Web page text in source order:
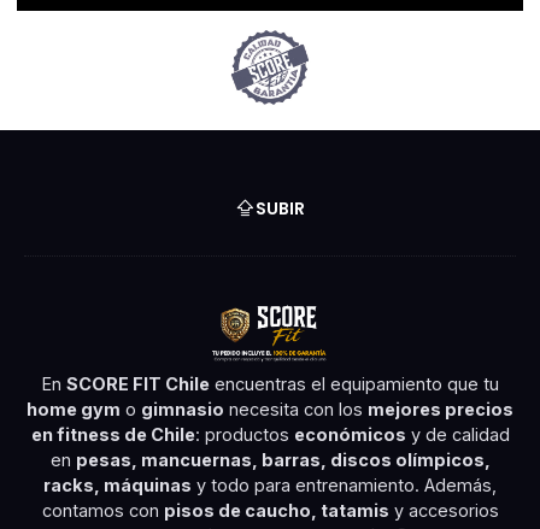
SUBIR
En SCORE FIT Chileencuentras el equipamiento que tu
home gym o gimnasio necesita con los mejores precios
en fitness de Chile: productos económicos y de calidad
en pesas, mancuernas, barras, discos olímpicos,
racks, máquinas y todo para entrenamiento. Además,
contamos con pisos de caucho, tatamis y accesorios